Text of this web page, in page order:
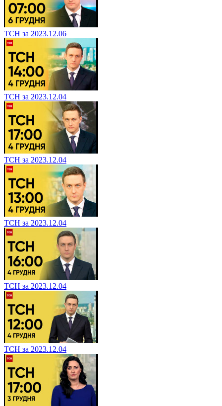
ТСН за 2023.12.06
ТСН за 2023.12.04
ТСН за 2023.12.04
ТСН за 2023.12.04
ТСН за 2023.12.04
ТСН за 2023.12.04